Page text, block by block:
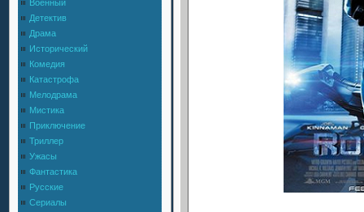
Военный
Детектив
Драма
Исторический
Комедия
Катастрофа
Мелодрама
Мистика
Приключение
Триллер
Ужасы
Фантастика
Русские
Сериалы